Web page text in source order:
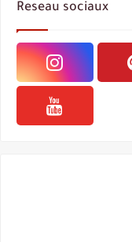
Reseau sociaux